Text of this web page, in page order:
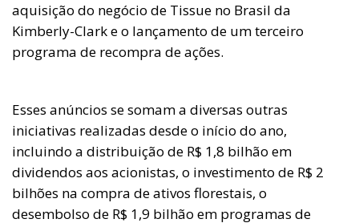
aquisição do negócio de Tissue no Brasil da
Kimberly-Clark e o lançamento de um terceiro
programa de recompra de ações.
Esses anúncios se somam a diversas outras
iniciativas realizadas desde o início do ano,
incluindo a distribuição de R$ 1,8 bilhão em
dividendos aos acionistas, o investimento de R$ 2
bilhões na compra de ativos florestais, o
desembolso de R$ 1,9 bilhão em programas de